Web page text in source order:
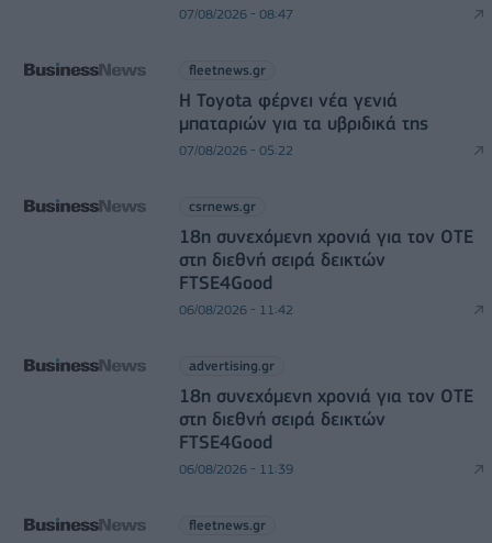
07/08/2026 - 08:47
fleetnews.gr
Η Toyota φέρνει νέα γενιά
μπαταριών για τα υβριδικά της
07/08/2026 - 05:22
csrnews.gr
18η συνεχόμενη χρονιά για τον ΟΤΕ
στη διεθνή σειρά δεικτών
FTSE4Good
06/08/2026 - 11:42
advertising.gr
18η συνεχόμενη χρονιά για τον ΟΤΕ
στη διεθνή σειρά δεικτών
FTSE4Good
06/08/2026 - 11:39
fleetnews.gr